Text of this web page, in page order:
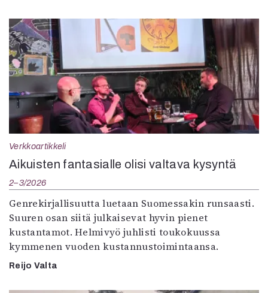
Verkkoartikkeli
Aikuisten fantasialle olisi valtava kysyntä
2–3/2026
Genrekirjallisuutta luetaan Suomessakin runsaasti.
Suuren osan siitä julkaisevat hyvin pienet
kustantamot. Helmivyö juhlisti toukokuussa
kymmenen vuoden kustannustoimintaansa.
Reijo Valta